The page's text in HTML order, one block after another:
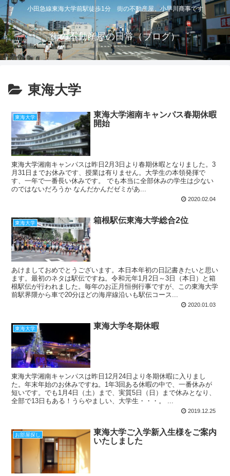
小田急線東海大学前駅徒歩1分 街の不動産屋 小早川商事です
街の不動産屋の日常（ブログ）
東海大学
東海大学
東海大学湘南キャンパス春期休暇
開始
東海大学湘南キャンパスは昨日2月3日より春期休暇となりました。3
月31日までお休みです、授業は有りません。大学生の本領発揮で
す、一年で一番長い休みです。 でも本当に全部休みの学生は少ない
のではないだろうか なんだかんだゼミがあ...
2020.02.04
東海大学 箱根駅伝東海大学総合2位
あけましておめでとうございます。本日本年初の日記書きたいと思い
ます。最初のネタは駅伝ですね。令和元年1月2日～3日（本日）と箱
根駅伝が行われました。毎年のお正月恒例行事ですが、この東海大学
前駅界隈から車で20分ほどの海岸線沿いも駅伝コース...
2020.01.03
東海大学 東海大学冬期休暇
東海大学湘南キャンパスは昨日12月24日より冬期休暇に入りまし
た。年末年始のお休みですね。1年3回ある休暇の中で、一番休みが
短いです。でも1月4日（土）まで、実質5日（日）まで休みとなり、
全部で13日もある！うらやましい、大学生・・・。 ...
2019.12.25
お部屋探し
東海大学ご入学新入生様をご案内
いたしました